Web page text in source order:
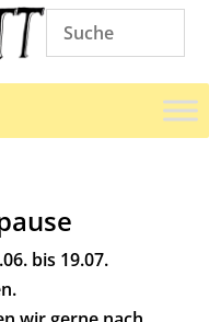
bis 19.07.